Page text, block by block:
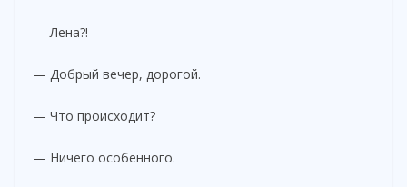
— Лена?!
— Добрый вечер, дорогой.
— Что происходит?
— Ничего особенного.